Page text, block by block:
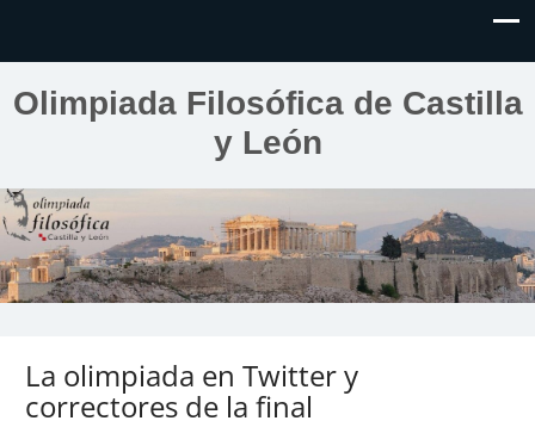
Olimpiada Filosófica de Castilla
y León
La olimpiada en Twitter y
correctores de la final